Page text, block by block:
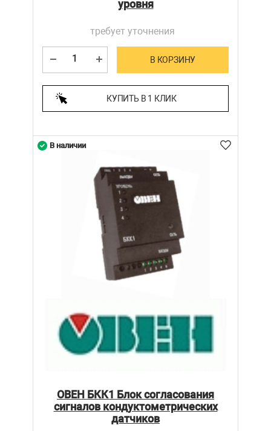
уровня
требует уточнения
В КОРЗИНУ
КУПИТЬ В 1 КЛИК
ОВЕН БКК1 Блок согласования
сигналов кондуктометрических
датчиков
В наличии